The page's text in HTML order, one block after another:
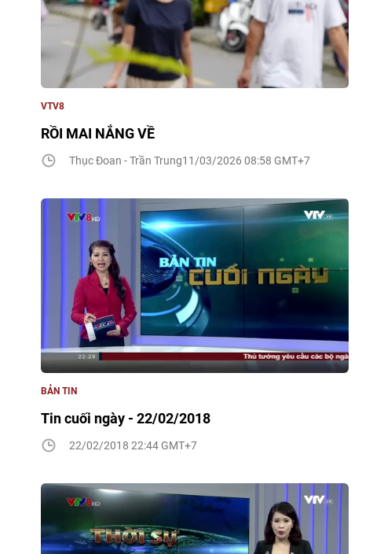
RỒI MAI NẮNG VỀ
VTV8
Thục Đoan - Trần Trung11/03/2026 08:58 GMT+7
Tin cuối ngày - 22/02/2018
BẢN TIN
22/02/2018 22:44 GMT+7